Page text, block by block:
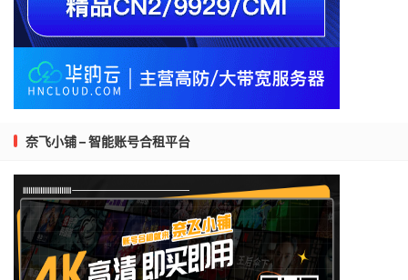
奈飞小铺 – 智能账号合租平台